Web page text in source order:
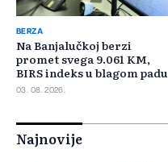
BERZA
Na Banjalučkoj berzi
promet svega 9.061 KM,
BIRS indeks u blagom padu
03. 08. 2026.
Najnovije